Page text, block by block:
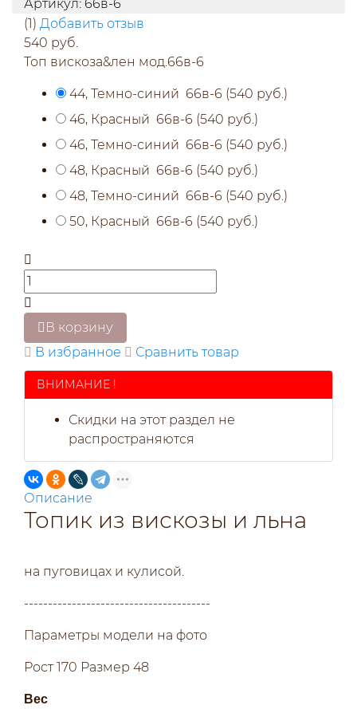
Артикул: 66в-6
(1) Добавить отзыв
540 руб.
Топ вискоза&лен мод.66в-6
44, Темно-синий 66в-6 (540 руб.)
46, Красный 66в-6 (540 руб.)
46, Темно-синий 66в-6 (540 руб.)
48, Красный 66в-6 (540 руб.)
48, Темно-синий 66в-6 (540 руб.)
50, Красный 66в-6 (540 руб.)
В корзину
В избранное
Сравнить товар
ВНИМАНИЕ !
Скидки на этот раздел не
распространяются
Описание
Топик из вискозы и льна
на пуговицах и кулисой.
---------------------------------------
Параметры модели на фото
Рост 170 Размер 48
Вес